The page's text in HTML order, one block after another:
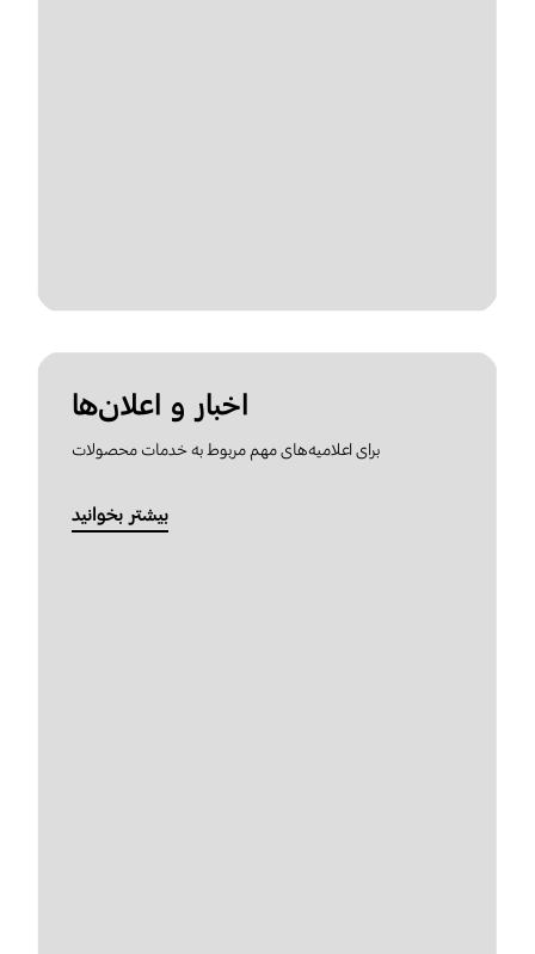
اخبار و اعلان‌ها
برای اعلامیه‌های مهم مربوط به خدمات محصولات
بیشتر بخوانید